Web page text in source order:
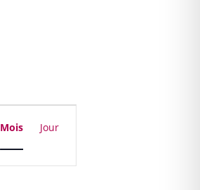
Navigation
de
vues
Mois Jour